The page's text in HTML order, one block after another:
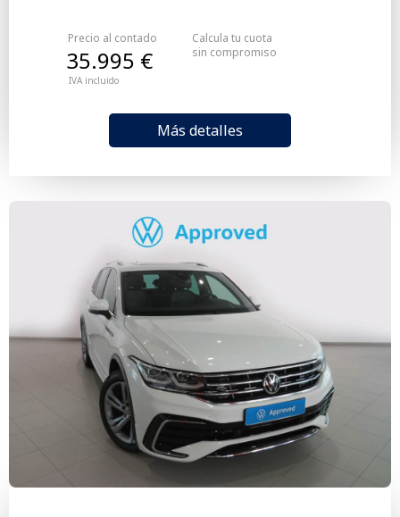
Precio al contado
IVA incluido
35.995 €
Más detalles
Calcula tu cuota
sin compromiso